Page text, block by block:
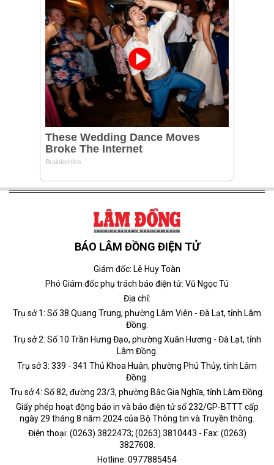
BÁO LÂM ĐỒNG ĐIỆN TỬ
Giám đốc: Lê Huy Toàn
Phó Giám đốc phụ trách báo điện tử: Vũ Ngọc Tú
Địa chỉ:
Trụ sở 1: Số 38 Quang Trung, phường Lâm Viên - Đà Lạt, tỉnh Lâm
Đồng.
Trụ sở 2: Số 10 Trần Hưng Đạo, phường Xuân Hương - Đà Lạt, tỉnh
Lâm Đồng.
Trụ sở 3: 339 - 341 Thủ Khoa Huân, phường Phú Thủy, tỉnh Lâm
Đồng.
Trụ sở 4: Số 82, đường 23/3, phường Bắc Gia Nghĩa, tỉnh Lâm Đồng.
Giấy phép hoạt động báo in và báo điện tử số 232/GP-BTTT cấp
ngày 29 tháng 8 năm 2024 của Bộ Thông tin và Truyền thông.
Điện thoại: (0263) 3822473; (0263) 3810443 - Fax: (0263)
3827608.
Hotline: 0977885454